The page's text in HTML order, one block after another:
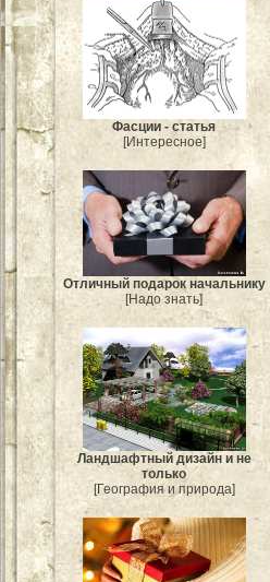
Фасции - статья
[Интересное]
Отличный подарок начальнику
[Надо знать]
Ландшафтный дизайн и не
только
[География и природа]